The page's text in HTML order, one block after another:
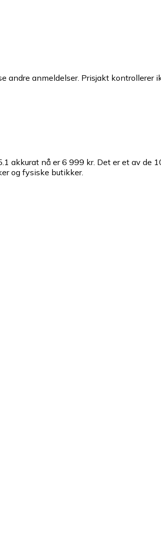
andre anmeldelser. Prisjakt
akkurat nå er 6 999 kr. Det er et av de
og fysiske butikker.